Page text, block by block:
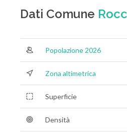
Dati Comune
Popolazione 2026
Zona altimetrica
Superficie
Densità